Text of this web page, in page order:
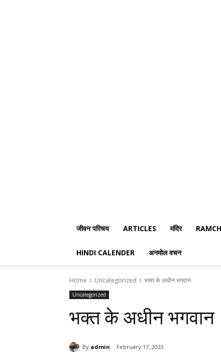
जीवन परिचय ARTICLES मंदिर
HINDI CALENDER अनमोल वचन
Home Uncategorized भक्त के अधीन भगवान
Uncategorized
भक्त के अधीन भगवान
By admin February 17, 2023